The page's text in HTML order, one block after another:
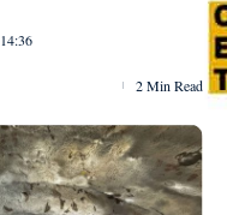
2 Min Read